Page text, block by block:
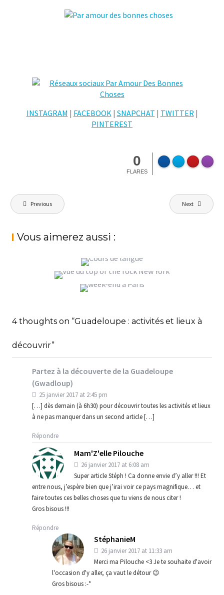
INSTAGRAM | FACEBOOK | SNAPCHAT | TWITTER |
PINTEREST
0
FLARES
Navigation
de
Previous Next
Vous aimerez aussi :
VOYAGER À L’ÉTRANGER… LA BARRIÈRE DE
UNE SEMAINE À NEW YORK… RÉALISER UN
StéphanieM Voyage
4 thoughts on “Guadeloupe : activités et lieux à
découvrir”
Partez à la découverte de la Guadeloupe
(Gwadloup)
25 janvier 2017 at 2:45 pm
[…] dès demain (à 6h30) pour découvrir toutes les activités et lieux
à ne pas manquer dans un second article […]
Répondre
Mam'Z'elle Pilouche
26 janvier 2017 at 6:08 am
Super article Stéph ! Ca donne envie d’y aller !!! Et
entre nous, j’espère bien que j’irai voir ce pays magnifique… et
faire toutes ces belles choses que tu viens de nous citer !
Gros bisous !!!
Répondre
StéphanieM
26 janvier 2017 at 11:33 am
Merci ma Pilouche <3 Je te souhaite d'avoir
l'occasion d'y aller, ça vaut le détour 😉
Gros bisous :-*